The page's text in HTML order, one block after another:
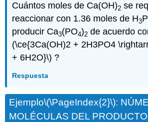
Cuántos moles de Ca(OH)2 se
reaccionar con 1.36 moles de H3
producir Ca3(PO4)2 de acuerdo
(\ce{3Ca(OH)2 + 2H3PO4
+ 6H2O}\) ?
Respuesta
Ejemplo\(\PageIndex{2}\):
MOLÉCULAS DEL PRODUCTO